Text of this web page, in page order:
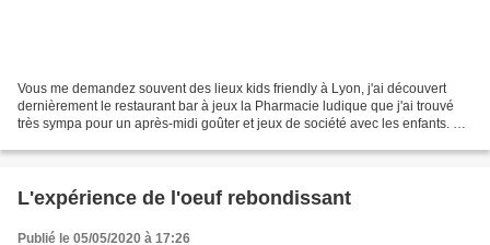
Vous me demandez souvent des lieux kids friendly à Lyon, j'ai découvert
dernièrement le restaurant bar à jeux la Pharmacie ludique que j'ai trouvé
très sympa pour un après-midi goûter et jeux de société avec les enfants. Le
L'expérience de l'oeuf rebondissant
Publié le 05/05/2020 à 17:26